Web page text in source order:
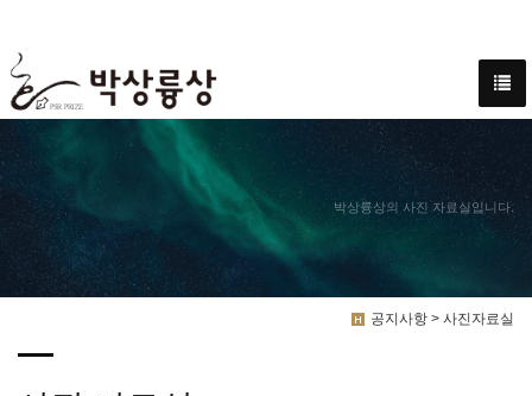
박상륭상의 사진 자료실입니다.
공지사항 > 사진자료실